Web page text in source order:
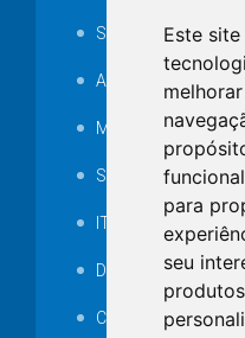
Este
para
seu
SAMAE
Audiência pública
MANUTENÇÃO DE
Serviços Técnicos
ITR
Desapropriações
Catalogo